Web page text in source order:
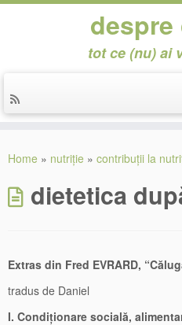
despre
tot ce (nu) ai
Home » nutriție » contribuții la
dietetica
Extras din Fred EVRARD,
tradus de Daniel
I. Condiționare socială,